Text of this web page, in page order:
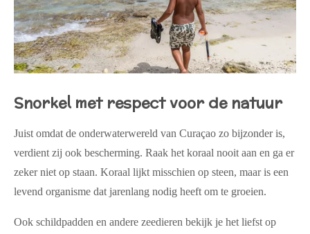
Snorkel met respect voor de natuur
Juist omdat de onderwaterwereld van Curaçao zo bijzonder is,
verdient zij ook bescherming. Raak het koraal nooit aan en ga er
zeker niet op staan. Koraal lijkt misschien op steen, maar is een
levend organisme dat jarenlang nodig heeft om te groeien.
Ook schildpadden en andere zeedieren bekijk je het liefst op